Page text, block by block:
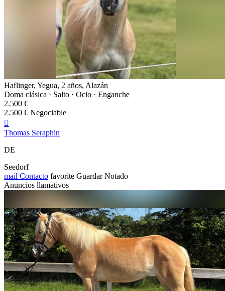
Haflinger, Yegua, 2 años, Alazán
Doma clásica · Salto · Ocio · Enganche
2.500 €
2.500 € Negociable

Thomas Seraphin
DE
Seedorf
mail Contacto favorite Guardar Notado
Anuncios llamativos